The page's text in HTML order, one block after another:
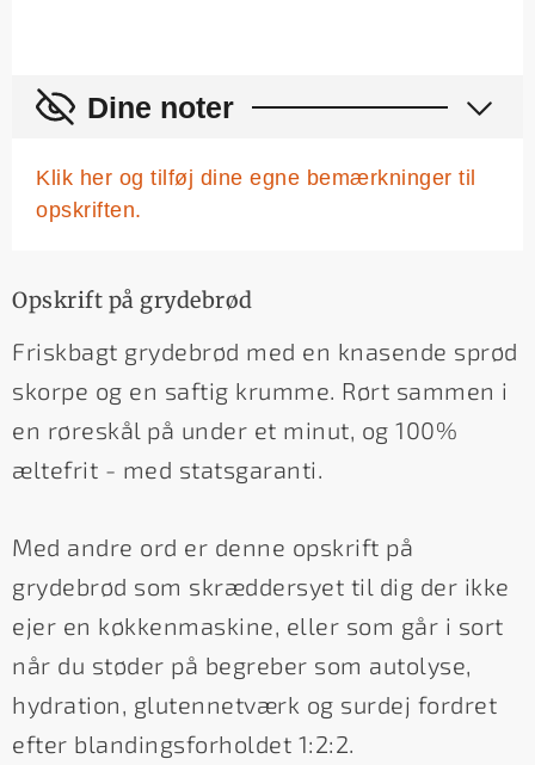
Dine noter
Klik her og tilføj dine egne bemærkninger til
opskriften.
Opskrift på grydebrød
Friskbagt grydebrød med en knasende sprød
skorpe og en saftig krumme. Rørt sammen i
en røreskål på under et minut, og 100%
æltefrit - med statsgaranti.
Med andre ord er denne opskrift på
grydebrød som skræddersyet til dig der ikke
ejer en køkkenmaskine, eller som går i sort
når du støder på begreber som autolyse,
hydration, glutennetværk og surdej fordret
efter blandingsforholdet 1:2:2.